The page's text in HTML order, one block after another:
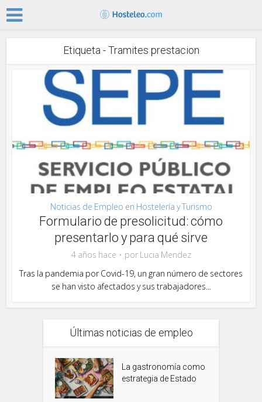
Etiqueta - Tramites prestacion
Noticias de Empleo en Hostelería y Turismo
Formulario de presolicitud: cómo
presentarlo y para qué sirve
4 años hace por Lucia Mendez
Tras la pandemia por Covid-19, un gran número de sectores
se han visto afectados y sus trabajadores...
Últimas noticias de empleo
La gastronomía como
estrategia de Estado